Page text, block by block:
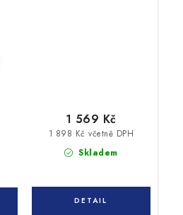
Skladem
1 898 Kč včetně DPH
1 569 Kč